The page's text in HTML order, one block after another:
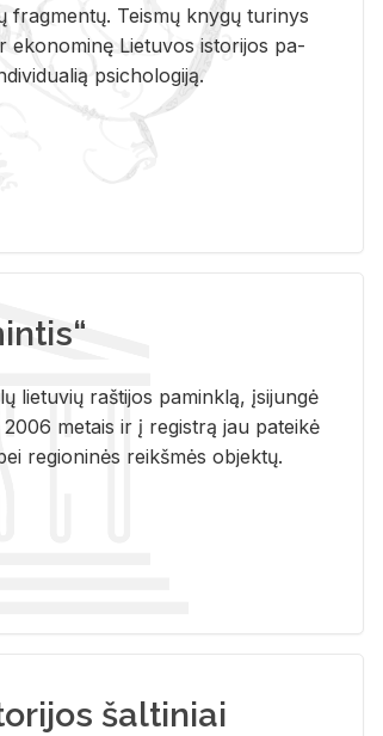
frag­men­tų. Teis­mų kny­gų tu­ri­nys
eko­no­mi­nę Lie­tu­vos is­to­ri­jos pa­
psi­cho­lo­gi­ją.
lietuvių raštijos paminklą, įsijungė
metais ir į registrą jau pateikė
regioninės reikšmės objektų.
šaltiniai